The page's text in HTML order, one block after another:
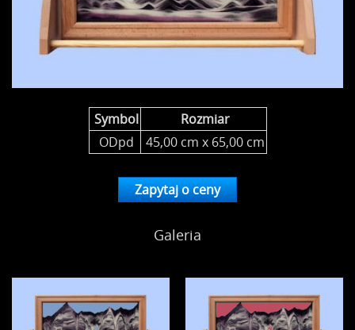
Symbol
Rozmiar
ODpd
45,00 cm x 65,00 cm
Zapytaj o ceny
Galeria